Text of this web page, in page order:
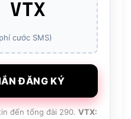
VTX
cước SMS)
ĐĂNG KÝ
đến tổng đài 290. VTX: